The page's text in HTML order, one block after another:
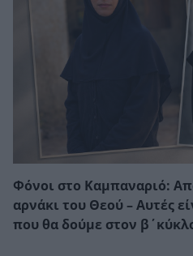
Φόνοι στο Καμπαναριό:
αρνάκι του Θεού – Αυτές
που θα δούμε στον